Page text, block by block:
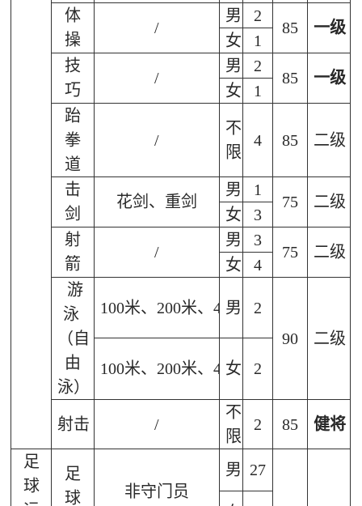
体
操
/
男 2
85 一级
女
1
技
巧
/
男 2
85 一级
女
1
跆
拳
道
/
不
限
4 85 二级
击
剑
花剑、重剑
男 1
75 二级
女
3
射
箭
/
男 3
75 二级
女
4
游
泳
（自
由
泳）
100米、 200米、400米、
男
2
90
二级
100米、 200米、400米、
女 2
射击 /
不
限
2 85 健将
足
球
足
球
非守门员
男 27